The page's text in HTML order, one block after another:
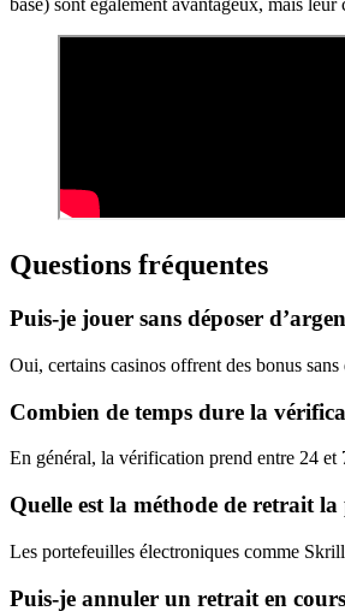
base) sont également avantageux, mais
Questions fréquentes
Puis-je jouer sans déposer
Oui, certains casinos offrent des bonus
Combien de temps dure la
En général, la vérification prend entre 24 et
Quelle est la méthode de retrait
Les portefeuilles électroniques comme
Puis-je annuler un retrait en